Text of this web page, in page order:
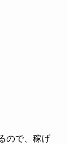
ので、稼げ